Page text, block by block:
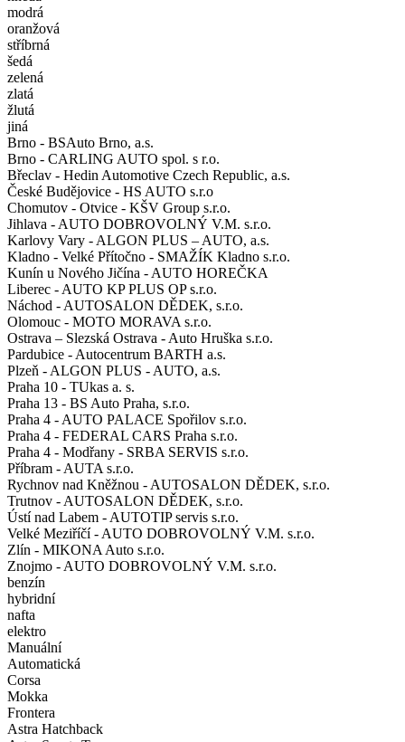
modrá
oranžová
stříbrná
šedá
zelená
zlatá
žlutá
jiná
Brno - BSAuto Brno, a.s.
Brno - CARLING AUTO spol. s r.o.
Břeclav - Hedin Automotive Czech Republic, a.s.
České Budějovice - HS AUTO s.r.o
Chomutov - Otvice - KŠV Group s.r.o.
Jihlava - AUTO DOBROVOLNÝ V.M. s.r.o.
Karlovy Vary - ALGON PLUS – AUTO, a.s.
Kladno - Velké Přítočno - SMAŽÍK Kladno s.r.o.
Kunín u Nového Jičína - AUTO HOREČKA
Liberec - AUTO KP PLUS OP s.r.o.
Náchod - AUTOSALON DĚDEK, s.r.o.
Olomouc - MOTO MORAVA s.r.o.
Ostrava – Slezská Ostrava - Auto Hruška s.r.o.
Pardubice - Autocentrum BARTH a.s.
Plzeň - ALGON PLUS - AUTO, a.s.
Praha 10 - TUkas a. s.
Praha 13 - BS Auto Praha, s.r.o.
Praha 4 - AUTO PALACE Spořilov s.r.o.
Praha 4 - FEDERAL CARS Praha s.r.o.
Praha 4 - Modřany - SRBA SERVIS s.r.o.
Příbram - AUTA s.r.o.
Rychnov nad Kněžnou - AUTOSALON DĚDEK, s.r.o.
Trutnov - AUTOSALON DĚDEK, s.r.o.
Ústí nad Labem - AUTOTIP servis s.r.o.
Velké Meziříčí - AUTO DOBROVOLNÝ V.M. s.r.o.
Zlín - MIKONA Auto s.r.o.
Znojmo - AUTO DOBROVOLNÝ V.M. s.r.o.
benzín
hybridní
nafta
elektro
Manuální
Automatická
Corsa
Mokka
Frontera
Astra Hatchback